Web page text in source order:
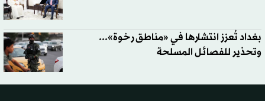
بغداد تُعزز انتشارها في «مناطق رخوة»...
وتحذير للفصائل المسلحة